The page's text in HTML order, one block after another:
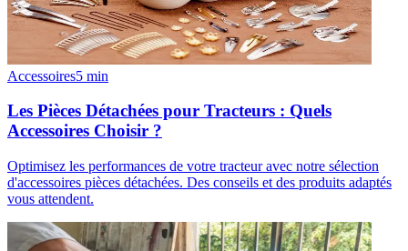
Accessoires5 min
Les Pièces Détachées pour Tracteurs : Quels
Accessoires Choisir ?
Optimisez les performances de votre tracteur avec notre sélection
d'accessoires pièces détachées. Des conseils et des produits adaptés
vous attendent.